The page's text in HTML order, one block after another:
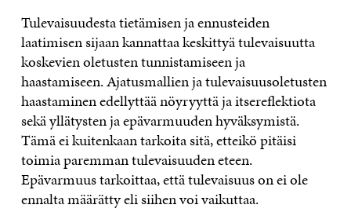
Tulevaisuudesta tietämisen ja ennusteiden
laatimisen sijaan kannattaa keskittyä tulevaisuutta
koskevien oletusten tunnistamiseen ja
haastamiseen. Ajatusmallien ja tulevaisuusoletusten
haastaminen edellyttää nöyryyttä ja itsereflektiota
sekä yllätysten ja epävarmuuden hyväksymistä.
Tämä ei kuitenkaan tarkoita sitä, etteikö pitäisi
toimia paremman tulevaisuuden eteen.
Epävarmuus tarkoittaa, että tulevaisuus on ei ole
ennalta määrätty eli siihen voi vaikuttaa.